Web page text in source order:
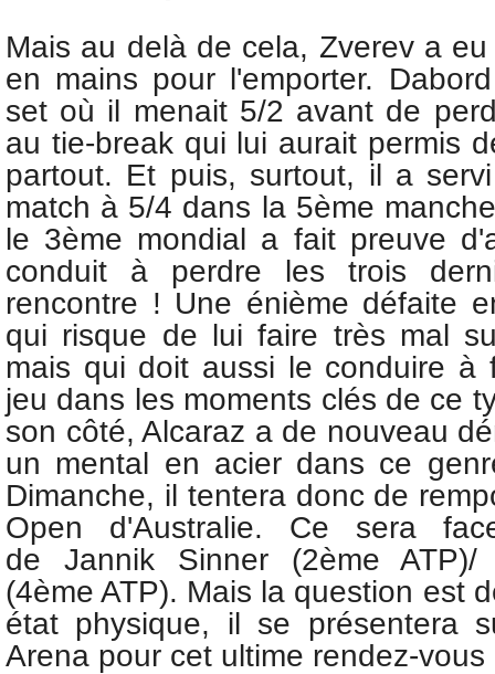
Mais au delà de cela, Zverev a
en mains pour l'emporter.
set où il menait 5/2 avant de
au tie-break qui lui aurait permis
partout. Et puis, surtout, il a
match à 5/4 dans la 5ème
le 3ème mondial a fait preuve
conduit à perdre les trois
rencontre ! Une énième défaite
qui risque de lui faire très mal
mais qui doit aussi le conduire à
jeu dans les moments clés de ce
son côté, Alcaraz a de nouveau
un mental en acier dans ce
Dimanche, il tentera donc de
Open d'Australie. Ce sera
de Jannik Sinner (2ème ATP)/
(4ème ATP). Mais la question est
état physique, il se présentera
Arena pour cet ultime rendez-